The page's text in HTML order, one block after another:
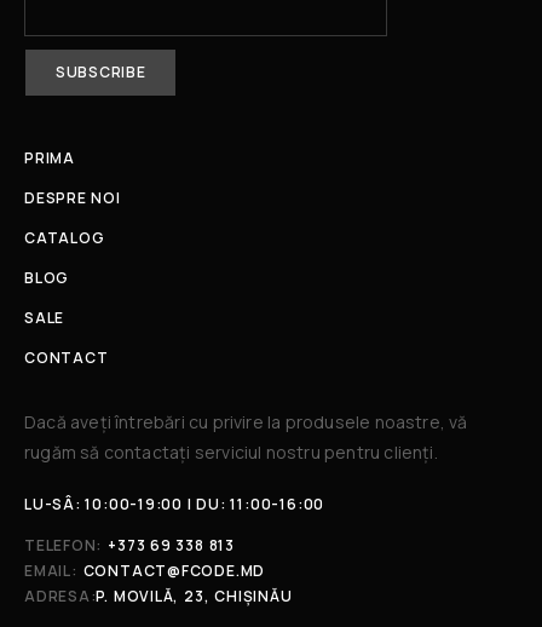
PRIMA
DESPRE NOI
CATALOG
BLOG
SALE
CONTACT
Dacă aveți întrebări cu privire la produsele noastre, vă
rugăm să contactați serviciul nostru pentru clienți.​
LU-SÂ: 10:00-19:00 | DU: 11:00-16:00
TELEFON: +373 69 338 813
EMAIL: CONTACT@FCODE.MD
ADRESA:P. MOVILĂ, 23, CHIȘINĂU